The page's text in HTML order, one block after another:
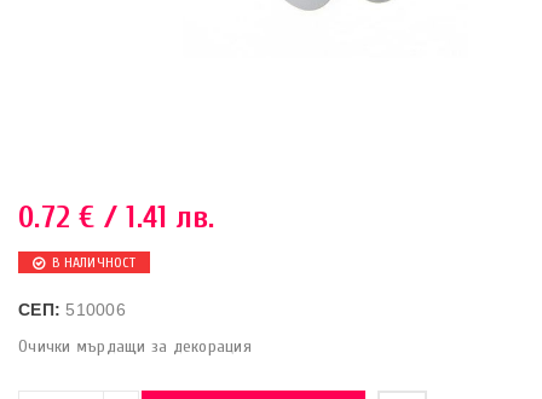
0.72€ / 1.41 лв.
В НАЛИЧНОСТ
СЕП: 510006
Очички мърдащи за декорация